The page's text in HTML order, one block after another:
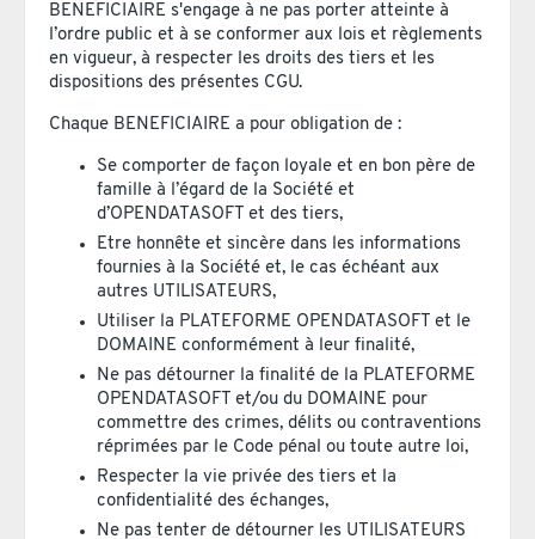
BENEFICIAIRE s'engage à ne pas porter atteinte à
l’ordre public et à se conformer aux lois et règlements
en vigueur, à respecter les droits des tiers et les
dispositions des présentes CGU.
Chaque BENEFICIAIRE a pour obligation de :
Se comporter de façon loyale et en bon père de
famille à l’égard de la Société et
d’OPENDATASOFT et des tiers,
Etre honnête et sincère dans les informations
fournies à la Société et, le cas échéant aux
autres UTILISATEURS,
Utiliser la PLATEFORME OPENDATASOFT et le
DOMAINE conformément à leur finalité,
Ne pas détourner la finalité de la PLATEFORME
OPENDATASOFT et/ou du DOMAINE pour
commettre des crimes, délits ou contraventions
réprimées par le Code pénal ou toute autre loi,
Respecter la vie privée des tiers et la
confidentialité des échanges,
Ne pas tenter de détourner les UTILISATEURS